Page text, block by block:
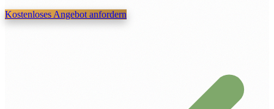
Kostenloses Angebot anfordern